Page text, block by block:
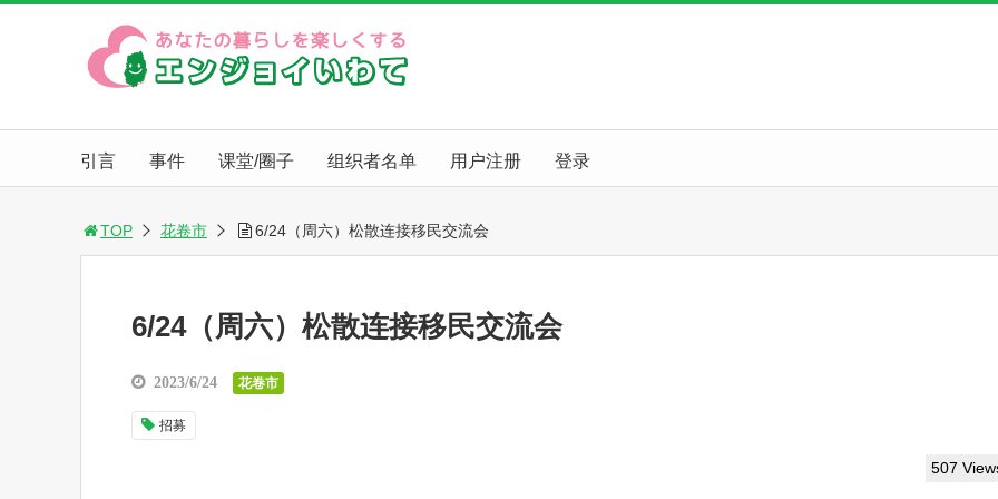
引言 事件 课堂/圈子 组织者名单 用户注册 登录
TOP 花卷市 6/24（周六）松散连接移民交流会
6/24（周六）松散连接移民交流会
2023/6/24 花卷市
招募
507